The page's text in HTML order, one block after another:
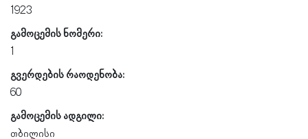
1923
გამოცემის ნომერი:
1
გვერდების რაოდენობა:
60
გამოცემის ადგილი:
თბილისი